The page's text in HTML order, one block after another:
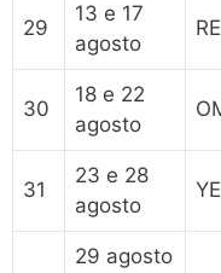
29
13 e 17
agosto
30
18 e 22
agosto
31
23 e 28
agosto
29 agosto